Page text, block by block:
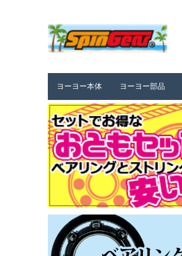
ヨーヨー本体 ヨーヨー部品